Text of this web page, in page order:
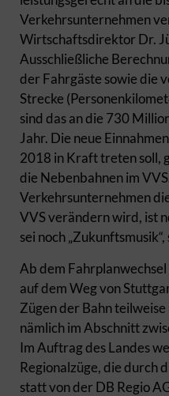
Verkehrsunternehmen
Wirtschaftsdirektor Dr.
Ausschließliche
der Fahrgäste sowie die
Strecke
sind das an die 730
Jahr. Die neue
2018 in Kraft treten soll,
die Nebenbahnen im
Verkehrsunternehmen
VVS verändern wird, ist
sei noch
Ab dem
auf dem Weg von
Zügen der Bahn
nämlich im Abschnitt
Im Auftrag des Landes
Regionalzüge, die durch
statt von der DB Regio